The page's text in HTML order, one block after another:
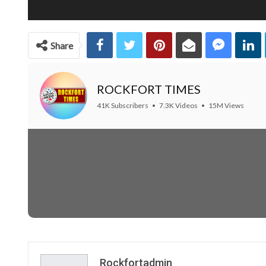
Share
ROCKFORT TIMES
41K Subscribers • 7.3K Videos • 15M Views
Rockfortadmin